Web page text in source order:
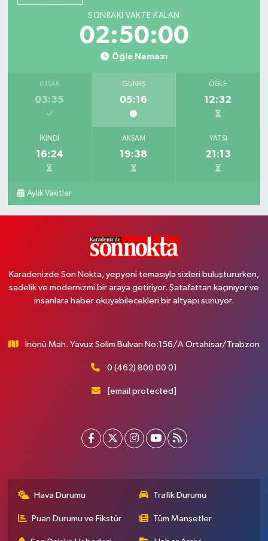
SONRAKI VAKTE KALAN
02:49:58
Öğle Namazı
İMSAK
03:35
GÜNEŞ
05:16
ÖĞLE
12:32
İKINDI
16:24
AKŞAM
19:38
YATSI
21:13
Aylık Vakitler
Karadenizde Son Nokta, yepyeni temasıyla sizleri buluştururken,
sadelik ve modernizmi bir araya getiriyor. Şatafattan kaçınıyor ve
insanlara haber okuyabilecekleri bir altyapı sunuyor.
İnönü Mah. Yavuz Selim Bulvarı No:156/A Ortahisar/Trabzon
0 (462) 800 00 01
[email protected]
Hava Durumu Trafik Durumu
Puan Durumu ve Fikstür Tüm Manşetler